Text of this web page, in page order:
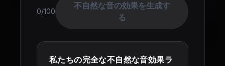
0/100
不自然な音の効果を生成す
る
私たちの完全な不自然な音効果ラ